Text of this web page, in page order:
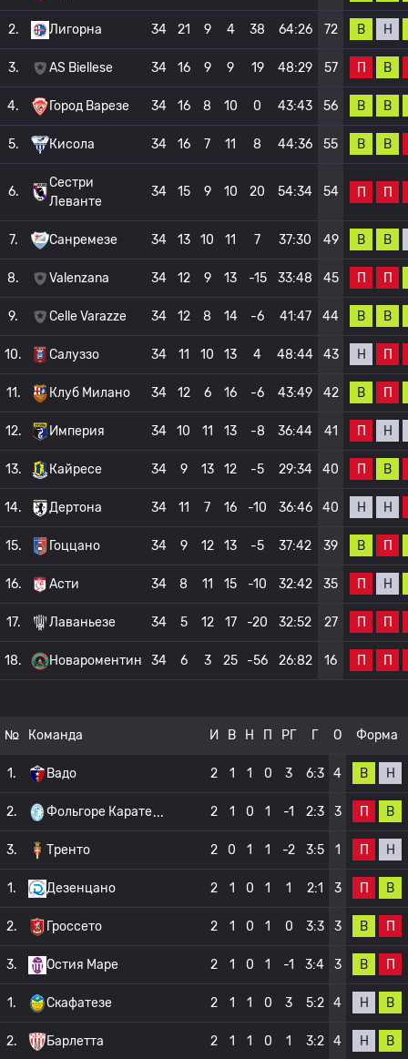
2. Лигорна 34 21 9 4 38 64:26 72 В Н
3. AS Biellese 34 16 9 9 19 48:29 57 П В
4. Город Варезе 34 16 8 10 0 43:43 56 В В
5. Кисола 34 16 7 11 8 44:36 55 В В
6.
Сестри
Леванте
34 15 9 10 20 54:34 54 П П
7. Санремезе 34 13 10 11 7 37:30 49 В В
8. Valenzana 34 12 9 13 -15 33:48 45 П П
9. Celle Varazze 34 12 8 14 -6 41:47 44 В В
10. Салуззо 34 11 10 13 4 48:44 43 Н П
11. Клуб Милано 34 12 6 16 -6 43:49 42 В П
12. Империя 34 10 11 13 -8 36:44 41 П Н
13. Кайресе 34 9 13 12 -5 29:34 40 П В
14. Дертона 34 11 7 16 -10 36:46 40 Н Н
15. Гоццано 34 9 12 13 -5 37:42 39 В П
16. Асти 34 8 11 15 -10 32:42 35 П Н
17. Лаваньезе 34 5 12 17 -20 32:52 27 П П
18. Новароментин 34 6 3 25 -56 26:82 16 П П
№ Команда И В Н П РГ Г О Форма
1. Вадо 2 1 1 0 3 6:3 4 В Н
2. Фольгоре Карате 2 1 0 1 -1 2:3 3 П В
3. Тренто 2 0 1 1 -2 3:5 1 П Н
1. Дезенцано 2 1 0 1 1 2:1 3 П В
2. Гроссето 2 1 0 1 0 3:3 3 В П
3. Остия Маре 2 1 0 1 -1 3:4 3 В П
1. Скафатезе 2 1 1 0 3 5:2 4 Н В
2. Барлетта 2 1 1 0 1 3:2 4 Н В